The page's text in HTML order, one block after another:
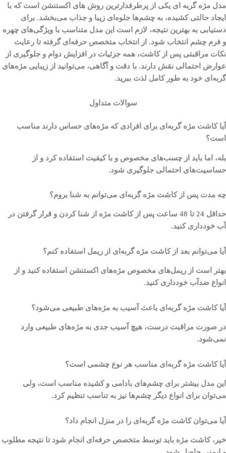
مدل مژه گربه ای یکی از پرطرفدارترین روش های اکستنشن است که با
ایجاد حالتی کشیده، به چشم‌ها جلوه‌ای زیبا و جذاب می‌بخشد. برای
دستیابی به بهترین نتیجه، لازم است این مدل متناسب با ویژگی‌های چهره
و فرم چشم انتخاب شود. از انتخاب متخصص حرفه‌ای گرفته تا رعایت
نکات مراقبتی پس از کاشت، همه جزئیات در افزایش دوام و جلوگیری از
عوارض احتمالی نقش دارند. با دقت و آگاهی، می‌توانید از زیبایی مژه‌های
گربه‌ای خود به طور کامل لذت ببرید.
سوالات متداول
آیا کاشت مژه گربه‌ای برای افرادی که مژه‌های حساس دارند مناسب
است؟
بله، اما باید از چسب‌های مخصوص و با کیفیت استفاده کرد و از
حساسیت‌های احتمالی جلوگیری شود.
چه مدت پس از کاشت مژه گربه‌ای می‌توانم به شنا بروم؟
حداقل 24 تا 48 ساعت پس از کاشت مژه از شنا کردن و قرار گرفتن در
آب خودداری کنید.
آیا می‌توانم بعد از کاشت مژه گربه‌ای از ریمل استفاده کنم؟
بهتر است از ریمل‌های مخصوص مژه‌های اکستنشن استفاده کنید و از
انواع ضدآب خودداری کنید.
آیا کاشت مژه گربه‌ای باعث آسیب به مژه‌های طبیعی می‌شود؟
در صورت مراقبت درست، هیچ آسیب جدی به مژه‌های طبیعی وارد
نمی‌شود.
آیا کاشت مژه گربه‌ای مناسب هر نوع چشمی است؟
این مدل بیشتر برای چشم‌های بادامی و کشیده مناسب است، ولی
می‌توان برای انواع دیگر چشم‌ها نیز به تناسب تنظیم کرد.
آیا می‌توان کاشت مژه گربه‌ای را در منزل انجام داد؟
خیر، کاشت مژه باید توسط متخصص حرفه‌ای انجام شود تا نتیجه مطلوب